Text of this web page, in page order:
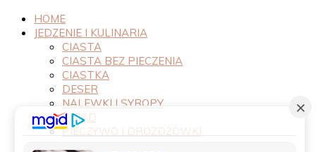
HOME
JEDZENIE I KULINARIA
CIASTA
CIASTA BEZ PIECZENIA
CIASTKA
DESER
NALEWKI I SYROPY
OBIAD
PIECZYWO I DROŻDŻÓWKI